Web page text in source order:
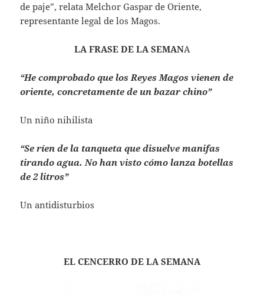
de paje”, relata Melchor Gaspar de Oriente,
representante legal de los Magos.
LA FRASE DE LA SEMANA
“He comprobado que los Reyes Magos vienen de
oriente, concretamente de un bazar chino”
Un niño nihilista
“Se ríen de la tanqueta que disuelve manifas
tirando agua. No han visto cómo lanza botellas
de 2 litros”
Un antidisturbios
EL CENCERRO DE LA SEMANA